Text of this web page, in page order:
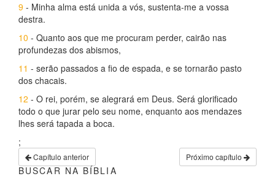
9 - Minha alma está unida a vós, sustenta-me a vossa
destra.
10 - Quanto aos que me procuram perder, cairão nas
profundezas dos abismos,
11 - serão passados a fio de espada, e se tornarão pasto
dos chacais.
12 - O rei, porém, se alegrará em Deus. Será glorificado
todo o que jurar pelo seu nome, enquanto aos mendazes
lhes será tapada a boca.
;
Capítulo anterior Próximo capítulo
BUSCAR NA BÍBLIA